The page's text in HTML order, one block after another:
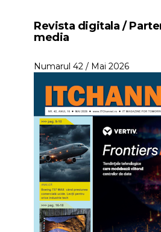
Revista digitala /
media
Numarul 42 / Mai 2026